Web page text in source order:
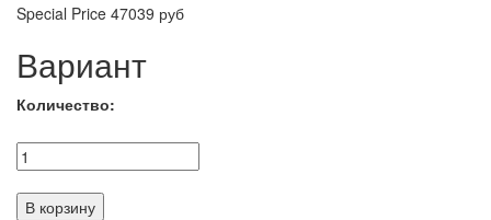
Special Price 47039 руб
Вариант
Количество:
В корзину